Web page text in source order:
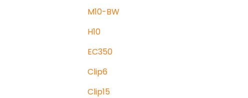
M10-BW
H10
EC350
Clip6
Clip15